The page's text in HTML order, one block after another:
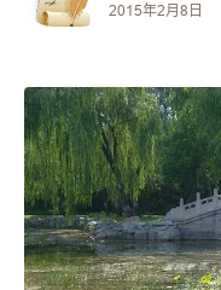
2015年2月8日